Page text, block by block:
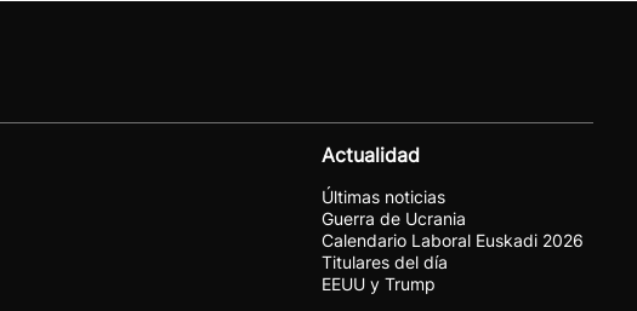
Actualidad
Últimas noticias
Guerra de Ucrania
Calendario Laboral Euskadi 2026
Titulares del día
EEUU y Trump